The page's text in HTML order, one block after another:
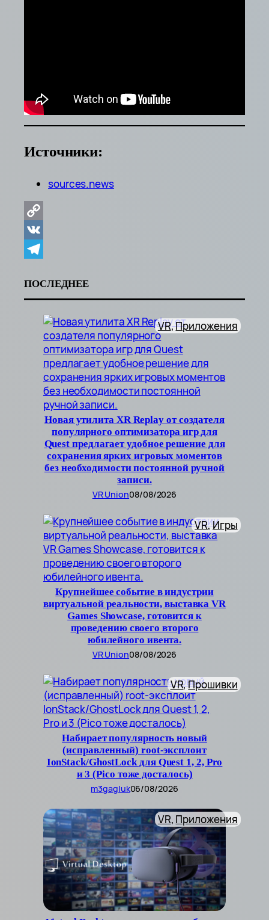
Источники:
sources.news
Copy
Link
VK
ПОСЛЕДНЕЕ
Новая утилита XR Replay от создателя
популярного оптимизатора игр для
Quest предлагает удобное решение для
сохранения ярких игровых моментов
без необходимости постоянной ручной
записи.
VR, Приложения
VR Union08/08/2026
Крупнейшее событие в индустрии
виртуальной реальности, выставка VR
Games Showcase, готовится к
проведению своего второго
юбилейного ивента.
VR, Игры
VR Union08/08/2026
Набирает популярность новый
(исправленный) root-эксплоит
IonStack/GhostLock для Quest 1, 2, Pro
и 3 (Pico тоже досталось)
VR, Прошивки
m3gagluk06/08/2026
VR, Приложения